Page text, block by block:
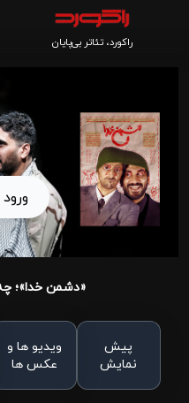
راکورد، تئاتر بی‌پایان
«دشمن خدا»؛
پیش
نمایش
ویدیو ها و
عکس ها